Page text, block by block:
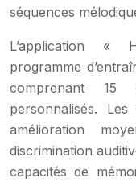
séquences
L’application «
programme
comprenant 15
personnalisés.
amélioration
discrimination
capacités de